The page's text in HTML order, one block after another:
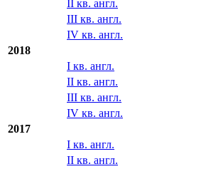
II кв. англ.
III кв. англ.
IV кв. англ.
2018
I кв. англ.
II кв. англ.
III кв. англ.
IV кв. англ.
2017
I кв. англ.
II кв. англ.